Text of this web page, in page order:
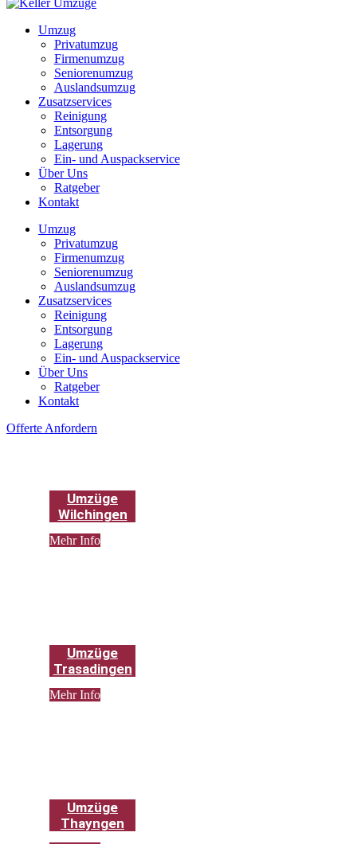
Umzug
Privatumzug
Firmenumzug
Seniorenumzug
Auslandsumzug
Zusatzservices
Reinigung
Entsorgung
Lagerung
Ein- und Auspackservice
Über Uns
Ratgeber
Kontakt
Umzug
Privatumzug
Firmenumzug
Seniorenumzug
Auslandsumzug
Zusatzservices
Reinigung
Entsorgung
Lagerung
Ein- und Auspackservice
Über Uns
Ratgeber
Kontakt
Offerte Anfordern
Umzüge
Wilchingen
Mehr Info
Umzüge
Trasadingen
Mehr Info
Umzüge
Thayngen